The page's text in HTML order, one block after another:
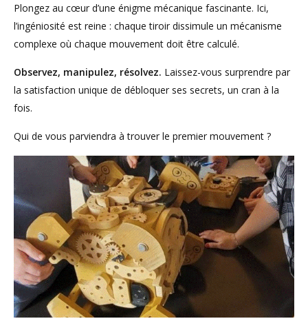
Plongez au cœur d’une énigme mécanique fascinante. Ici,
l’ingéniosité est reine : chaque tiroir dissimule un mécanisme
complexe où chaque mouvement doit être calculé.
Observez, manipulez, résolvez. Laissez-vous surprendre par
la satisfaction unique de débloquer ses secrets, un cran à la
fois.
Qui de vous parviendra à trouver le premier mouvement ?